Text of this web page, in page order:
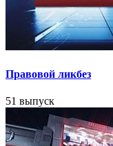
Правовой ликбез
51 выпуск